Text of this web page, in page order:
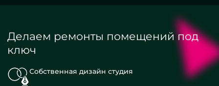
Делаем ремонты помещений под
ключ
Собственная дизайн студия